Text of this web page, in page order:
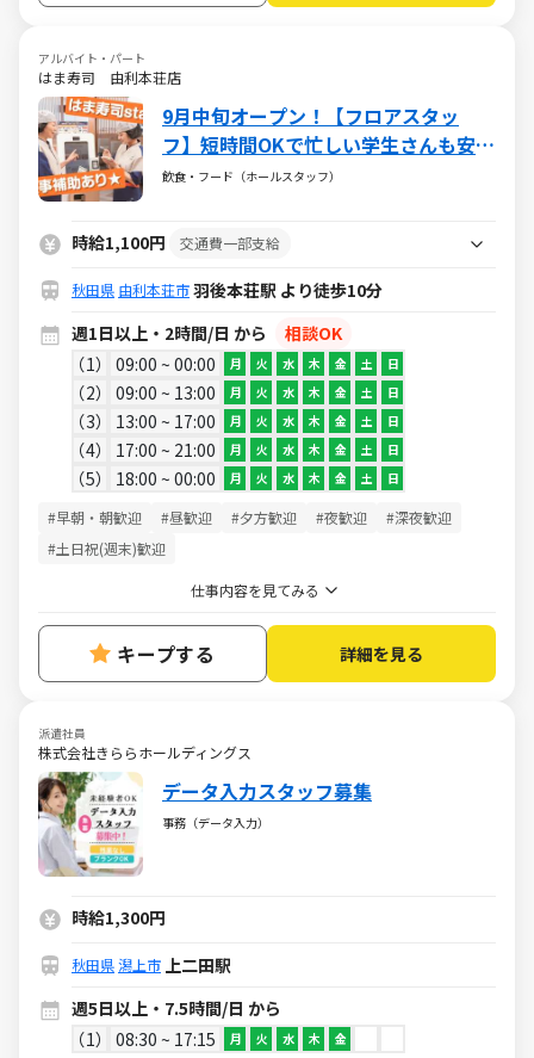
アルバイト・パート
はま寿司 由利本荘店
9月中旬オープン！【フロアスタッ
フ】短時間OKで忙しい学生さんも安
心！＜ご注文はタッチパネルでセルフ
司がお得に食べられる食事補助付
飲食・フード（ホールスタッフ）
時給1,100円 交通費一部支給
秋田県 由利本荘市羽後本荘駅 より徒歩10分
週1日以上・2時間/日 から
相談OK
1
09:00 ~ 00:00 月 火 水 木 金 土 日
2 09:00 ~ 13:00 月 火 水 木 金 土 日
3 13:00 ~ 17:00 月 火 水 木 金 土 日
4 17:00 ~ 21:00 月 火 水 木 金 土 日
5 18:00 ~ 00:00 月 火 水 木 金 土 日
#早朝・朝歓迎 #昼歓迎 #夕方歓迎 #夜歓迎
#深夜歓迎
#土日祝(週末)歓迎
仕事内容を見てみる
キープする 詳細を見る
派遣社員
株式会社きららホールディングス
データ入力スタッフ募集
事務（データ入力）
時給1,300円
秋田県潟上市 上二田駅
週5日以上・7.5時間/日 から
1
08:30 ~ 17:15 月 火 水 木 金